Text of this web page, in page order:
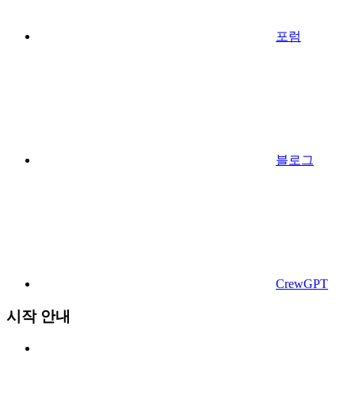
포럼
블로그
CrewGPT
시작 안내